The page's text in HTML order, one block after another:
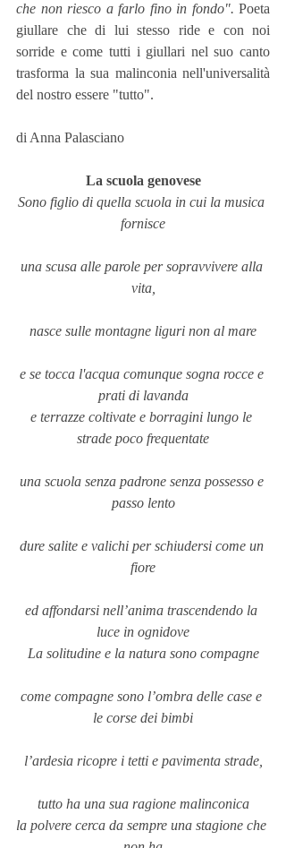
che non riesco a farlo fino in fondo". Poeta
giullare che di lui stesso ride e con noi
sorride e come tutti i giullari nel suo canto
trasforma la sua malinconia nell'universalità
del nostro essere "tutto".
di Anna Palasciano
La scuola genovese
Sono figlio di quella scuola in cui la musica
fornisce
una scusa alle parole per sopravvivere alla
vita,
nasce sulle montagne liguri non al mare
e se tocca l'acqua comunque sogna rocce e
prati di lavanda
e terrazze coltivate e borragini lungo le
strade poco frequentate
una scuola senza padrone senza possesso e
passo lento
dure salite e valichi per schiudersi come un
fiore
ed affondarsi nell’anima trascendendo la
luce in ognidove
La solitudine e la natura sono compagne
come compagne sono l’ombra delle case e
le corse dei bimbi
l’ardesia ricopre i tetti e pavimenta strade,
tutto ha una sua ragione malinconica
la polvere cerca da sempre una stagione che